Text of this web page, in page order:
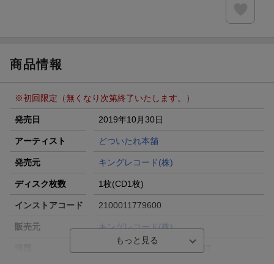
【楽天24】日用品の楽天24と楽天ブックス買いまわりでク
商品情報
※初回限定（無くなり次第終了いたします。）
発売日 2019年10月30日
アーティスト どついたれ本舗
発売元 キングレコード(株)
ディスク枚数 1枚(CD1枚)
インストアコード 2100011779600
販売元 キングレコード(株)